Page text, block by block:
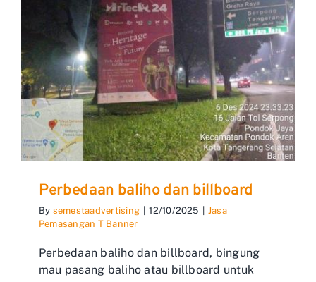
Perbedaan baliho dan billboard
By semestaadvertising 12/10/2025
Jasa
Pemasangan T Banner
Perbedaan baliho dan billboard, bingung
mau pasang baliho atau billboard untuk